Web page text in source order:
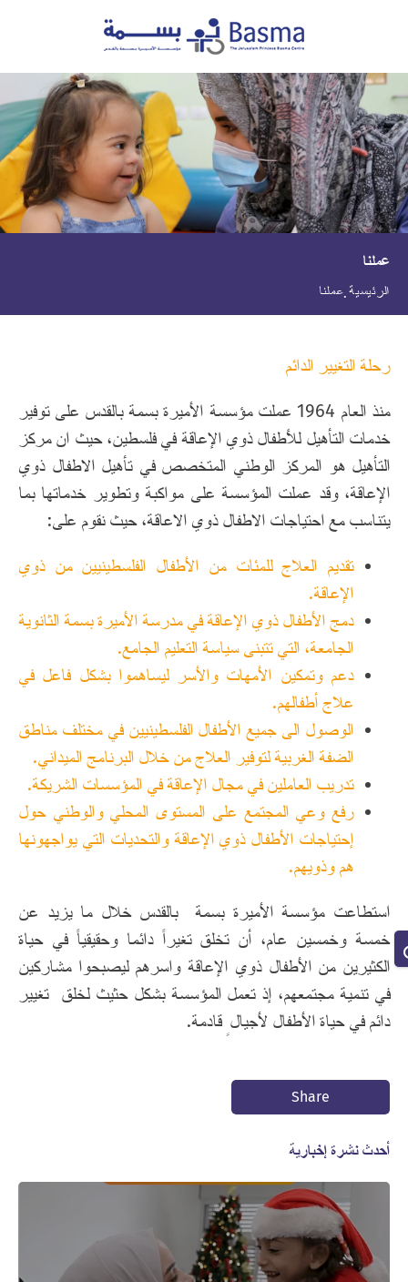
عملنا
الرئيسية عملنا
رحلة التغيير الدائم
منذ العام 1964 عملت مؤسسة الأميرة بسمة بالقدس على توفير
خدمات التأهيل للأطفال ذوي الإعاقة في فلسطين، حيث ان مركز
التأهيل هو المركز الوطني المتخصص في تأهيل الاطفال ذوي
الإعاقة، وقد عملت المؤسسة على مواكبة وتطوير خدماتها بما
يتناسب مع احتياجات الاطفال ذوي الاعاقة، حيث نقوم على:
تقديم العلاج للمئات من الأطفال الفلسطينيين من ذوي
الإعاقة.
دمج الأطفال ذوي الإعاقة في مدرسة الأميرة بسمة الثانوية
الجامعة، التي تتبنى سياسة التعليم الجامع.
دعم وتمكين الأمهات والأسر ليساهموا بشكل فاعل في
علاج أطفالهم.
الوصول الى جميع الأطفال الفلسطينيين في مختلف مناطق
الضفة الغربية لتوفير العلاج من خلال البرنامج الميداني.
تدريب العاملين في مجال الإعاقة في المؤسسات الشريكة.
رفع وعي المجتمع على المستوى المحلي والوطني حول
إحتياجات الأطفال ذوي الإعاقة والتحديات التي يواجهونها
هم وذويهم.
استطاعت مؤسسة الأميرة بسمة بالقدس خلال ما يزيد عن
خمسة وخمسين عام، أن تخلق تغيراً دائما وحقيقياً في حياة
الكثيرين من الأطفال ذوي الإعاقة واسرهم ليصبحوا مشاركين
في تنمية مجتمعهم، إذ تعمل المؤسسة بشكل حثيث لخلق تغيير
دائم في حياة الأطفال لأجيالٍ قادمة.
Share
أحدث نشرة إخبارية